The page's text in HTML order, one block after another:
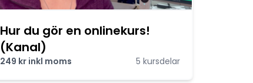
Hur du gör en onlinekurs!
(Kanal)
249 kr inkl moms 5 kursdelar